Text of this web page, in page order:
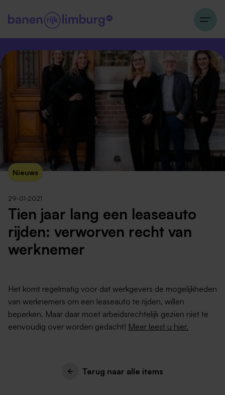
Nieuws
29-01-2021
Tien jaar lang een leaseauto
rijden: verworven recht van
werknemer
Het komt regelmatig voor dat werkgevers de mogelijkheden
van werknemers om een leaseauto te rijden, willen
beperken. Maar daar moet arbeidsrechtelijk gezien niet te
eenvoudig over worden gedacht! Meer leest u hier.
Terug naar alle items